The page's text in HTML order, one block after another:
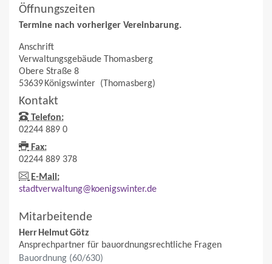
Öffnungszeiten
Termine nach vorheriger Vereinbarung.
Anschrift
Verwaltungsgebäude Thomasberg
Obere Straße 8
53639 Königswinter (Thomasberg)
Kontakt
Telefon:
02244 889 0
Fax:
02244 889 378
E-Mail:
stadtverwaltung@koenigswinter.de
Mitarbeitende
Herr HelmutGötz
Ansprechpartner für bauordnungsrechtliche Fragen
Bauordnung (60/630)